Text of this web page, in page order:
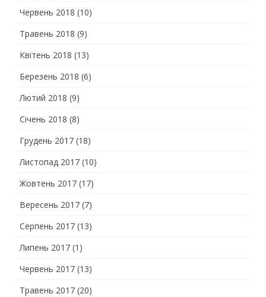
Червень 2018 (10)
Травень 2018 (9)
Квітень 2018 (13)
Березень 2018 (6)
Лютий 2018 (9)
Січень 2018 (8)
Грудень 2017 (18)
Листопад 2017 (10)
Жовтень 2017 (17)
Вересень 2017 (7)
Серпень 2017 (13)
Липень 2017 (1)
Червень 2017 (13)
Травень 2017 (20)